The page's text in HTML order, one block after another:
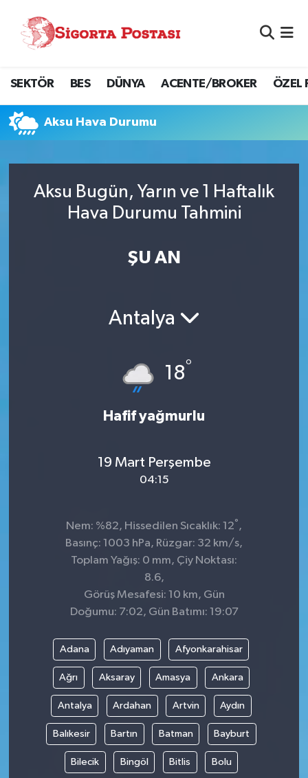
SEKTÖR BES DÜNYA ACENTE/BROKER ÖZEL
Aksu Hava Durumu
Aksu Bugün, Yarın ve 1 Haftalık
Hava Durumu Tahmini
ŞU AN
Antalya
18°
Hafif yağmurlu
19 Mart Perşembe
04:15
Nem: %82, Hissedilen Sıcaklık: 12° ,
Basınç: 1003 hPa, Rüzgar: 32 km/s,
Toplam Yağış: 0 mm, Çiy Noktası:
8.6,
Görüş Mesafesi: 10 km, Gün
Doğumu: 7:02, Gün Batımı: 19:07
Adana Adıyaman Afyonkarahisar
Ağrı Aksaray Amasya Ankara
Antalya Ardahan Artvin Aydın
Balıkesir Bartın Batman Bayburt
Bilecik Bingöl Bitlis Bolu
Nöbetçi Eczaneler
Hava Durumu
Namaz Vakitleri
Süper Lig Puan Durumu ve Fikstür
Son Dakika Haberleri